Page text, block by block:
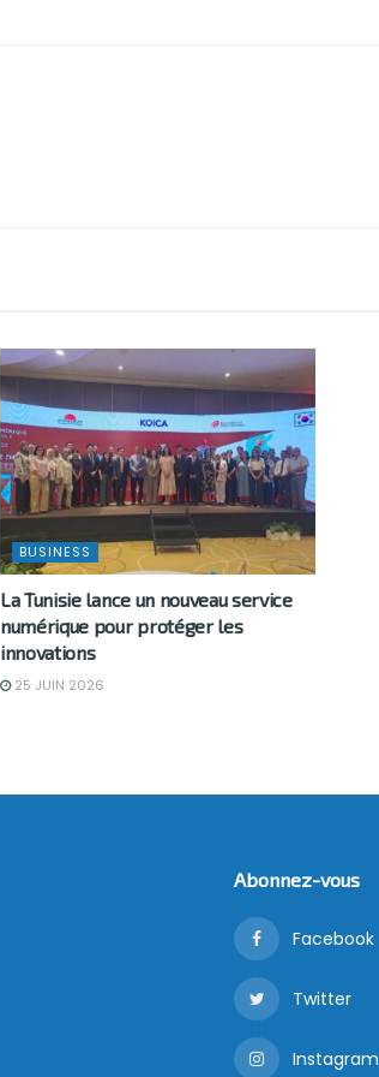
BUSINESS
La Tunisie lance un nouveau service
numérique pour protéger les
innovations
25 JUIN 2026
Abonnez-vous
Facebook
Twitter
Instagram